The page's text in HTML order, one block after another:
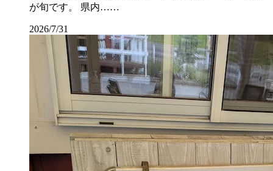
が旬です。 県内……
2026/7/31